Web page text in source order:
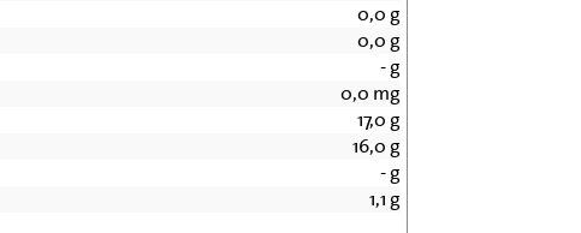
0,0 g
0,0 g
-g
0,0 mg
17,0 g
16,0 g
-g
1,1 g